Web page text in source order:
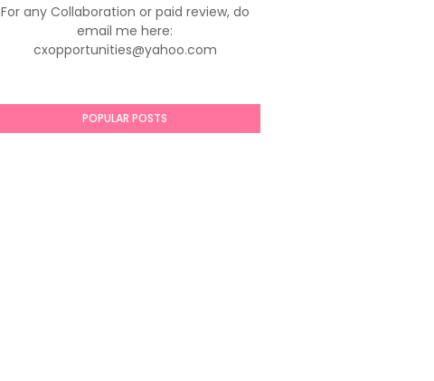
For any Collaboration or paid review, do
email me here:
cxopportunities@yahoo.com
POPULAR POSTS